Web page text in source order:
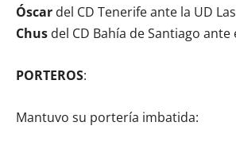
Óscar del CD Tenerife ante la UD
Chus del CD Bahía de Santiago ante
PORTEROS:
Mantuvo su portería imbatida: